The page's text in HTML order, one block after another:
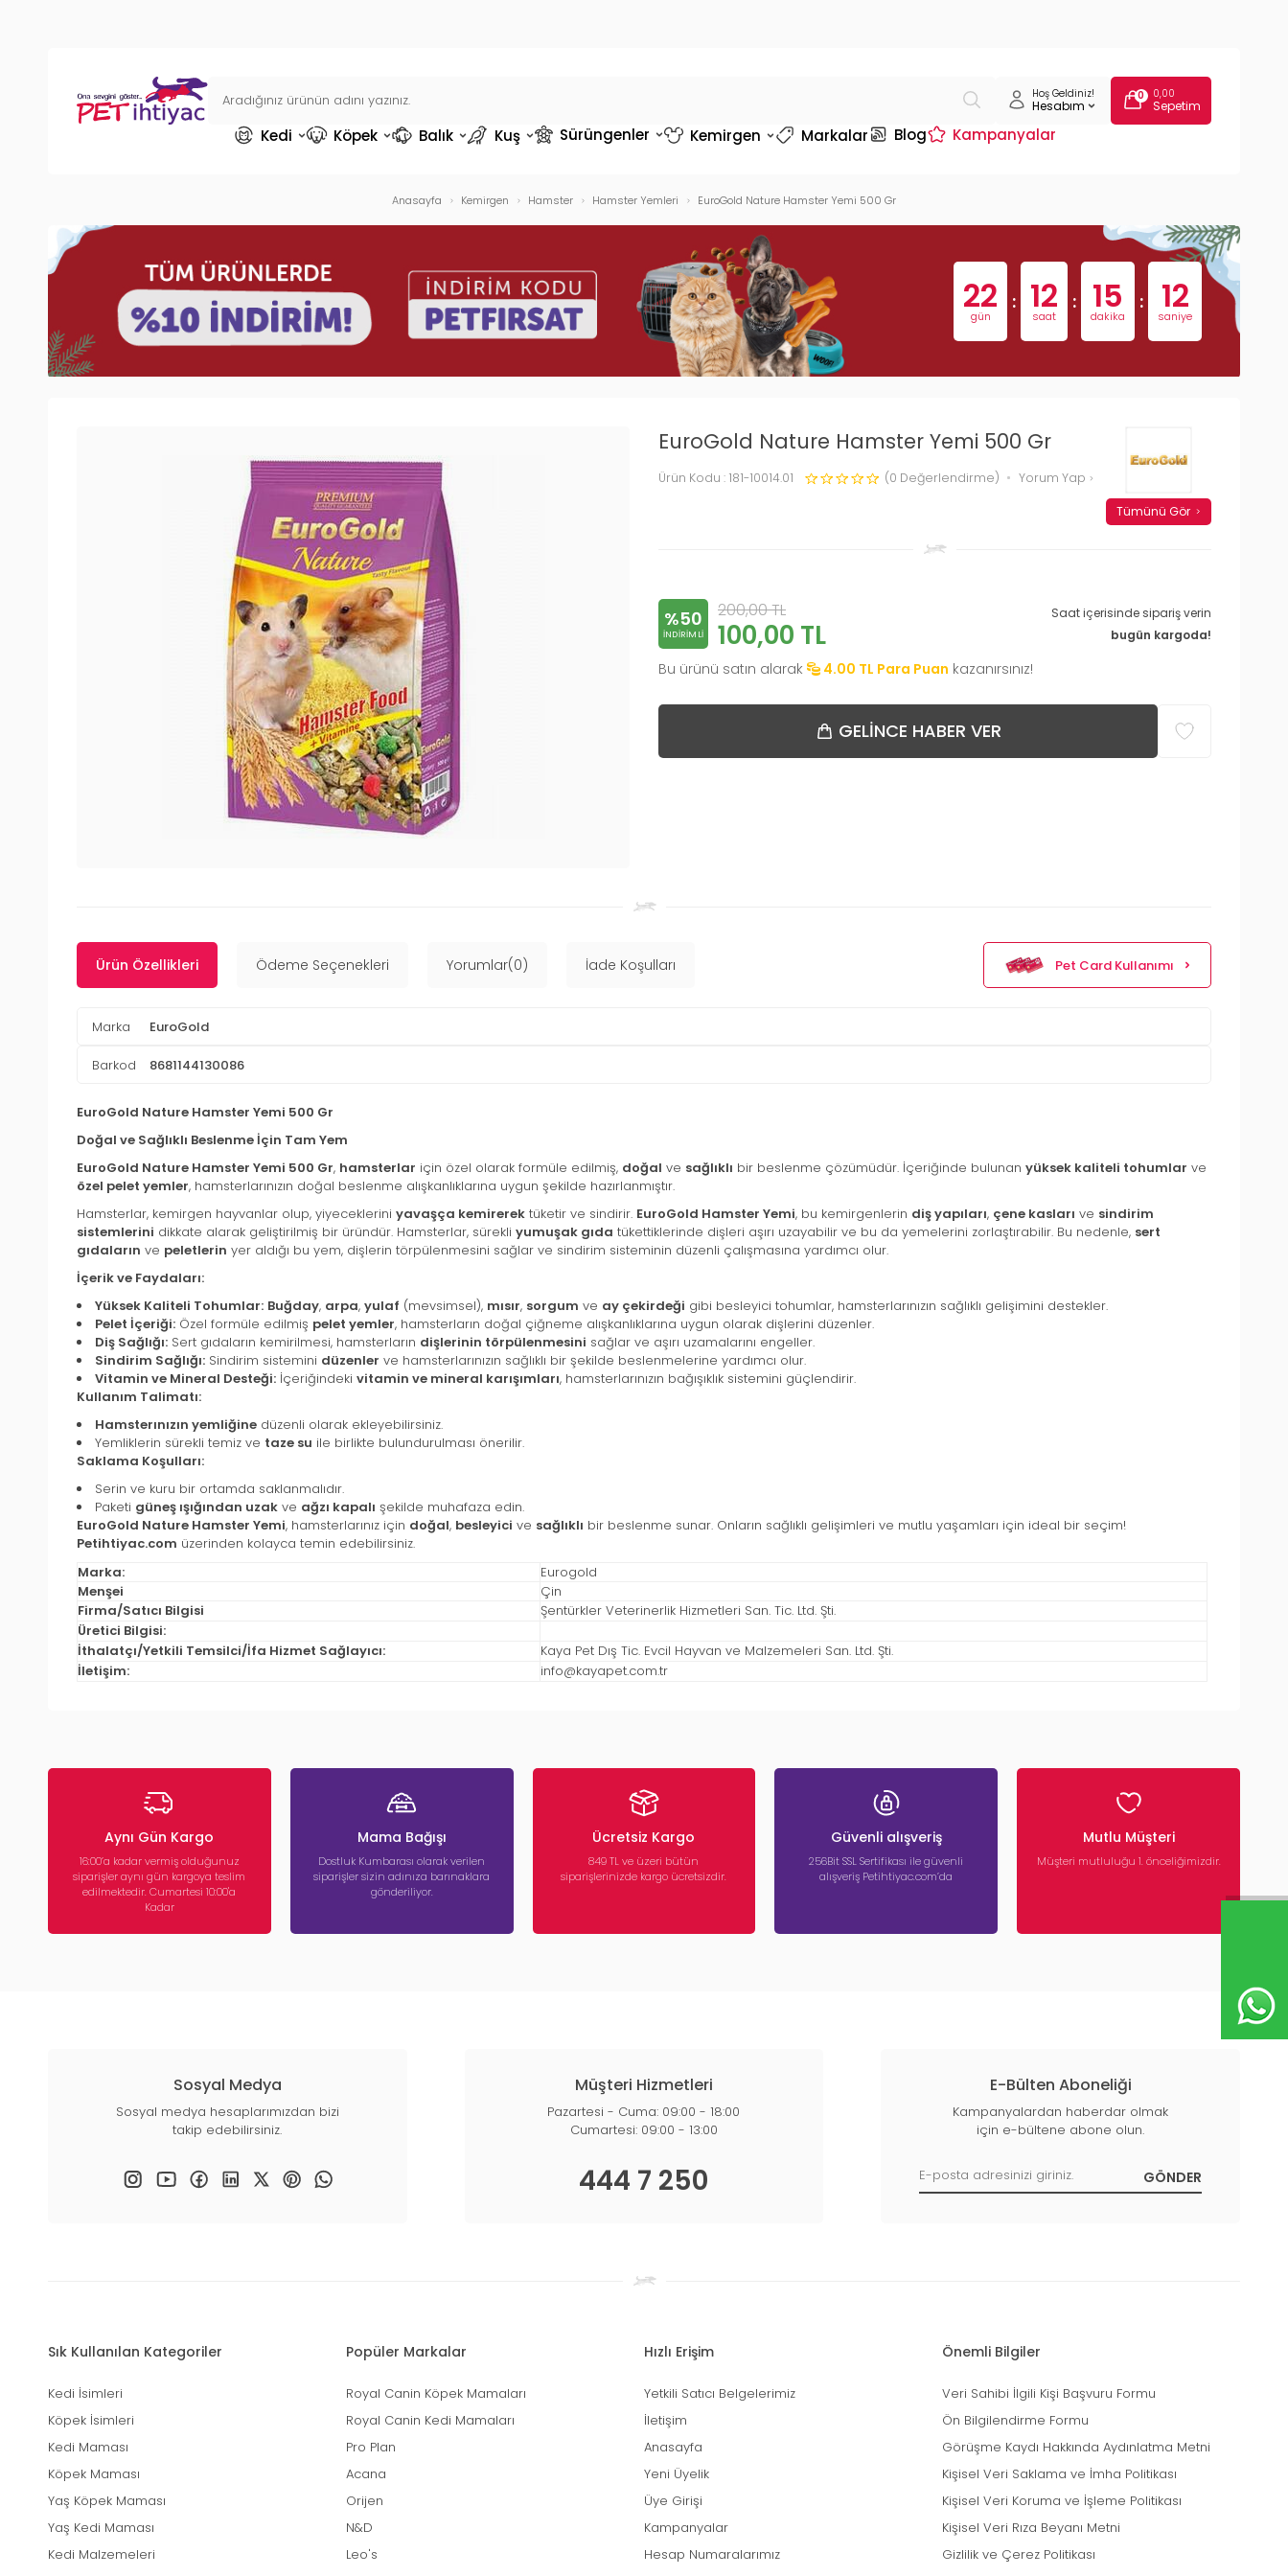
Hoş Geldiniz!
Hesabım
0 0,00
Sepetim
Kedi Köpek Balık Kuş Sürüngenler Kemirgen Markalar Blog Kampanyalar
Anasayfa Kemirgen Hamster Hamster Yemleri EuroGold Nature Hamster Yemi 500 Gr
22
gün
: 12
saat
: 15
dakika
: 11
saniye
EuroGold Nature Hamster Yemi 500 Gr
Ürün Kodu : 181-10014.01 (0 Değerlendirme) Yorum Yap
Tümünü Gör
%50
INDIRIMLI
200,00TL
100,00 TL
Saat içerisinde sipariş verin
bugün kargoda!
Bu ürünü satın alarak 4.00 TL Para Puan kazanırsınız!
GELINCE HABER VER
Ürün Özellikleri Ödeme Seçenekleri Yorumlar(0) İade Koşulları Pet Card Kullanımı
Marka EuroGold
Barkod 8681144130086
EuroGold Nature Hamster Yemi 500 Gr
Doğal ve Sağlıklı Beslenme İçin Tam Yem
EuroGold Nature Hamster Yemi 500 Gr, hamsterlar için özel olarak formüle edilmiş, doğal ve sağlıklı bir beslenme çözümüdür. İçeriğinde bulunan yüksek kaliteli tohumlar ve
özel pelet yemler, hamsterlarınızın doğal beslenme alışkanlıklarına uygun şekilde hazırlanmıştır.
Hamsterlar, kemirgen hayvanlar olup, yiyeceklerini yavaşça kemirerek tüketir ve sindirir. EuroGold Hamster Yemi, bu kemirgenlerin diş yapıları, çene kasları ve sindirim
sistemlerini dikkate alarak geliştirilmiş bir üründür. Hamsterlar, sürekli yumuşak gıda tükettiklerinde dişleri aşırı uzayabilir ve bu da yemelerini zorlaştırabilir. Bu nedenle, sert
gıdaların ve peletlerin yer aldığı bu yem, dişlerin törpülenmesini sağlar ve sindirim sisteminin düzenli çalışmasına yardımcı olur.
İçerik ve Faydaları:
Yüksek Kaliteli Tohumlar: Buğday, arpa, yulaf (mevsimsel), mısır, sorgum ve ay çekirdeği gibi besleyici tohumlar, hamsterlarınızın sağlıklı gelişimini destekler.
Pelet İçeriği: Özel formüle edilmiş pelet yemler, hamsterların doğal çiğneme alışkanlıklarına uygun olarak dişlerini düzenler.
Diş Sağlığı: Sert gıdaların kemirilmesi, hamsterların dişlerinin törpülenmesini sağlar ve aşırı uzamalarını engeller.
Sindirim Sağlığı: Sindirim sistemini düzenler ve hamsterlarınızın sağlıklı bir şekilde beslenmelerine yardımcı olur.
Vitamin ve Mineral Desteği: İçeriğindeki vitamin ve mineral karışımları, hamsterlarınızın bağışıklık sistemini güçlendirir.
Kullanım Talimatı:
Hamsterınızın yemliğine düzenli olarak ekleyebilirsiniz.
Yemliklerin sürekli temiz ve taze su ile birlikte bulundurulması önerilir.
Saklama Koşulları:
Serin ve kuru bir ortamda saklanmalıdır.
Paketi güneş ışığından uzak ve ağzı kapalı şekilde muhafaza edin.
EuroGold Nature Hamster Yemi, hamsterlarınız için doğal, besleyici ve sağlıklı bir beslenme sunar. Onların sağlıklı gelişimleri ve mutlu yaşamları için ideal bir seçim!
Petihtiyac.com üzerinden kolayca temin edebilirsiniz.
Marka:
Eurogold
Menşei
Çin
Firma/Satıcı Bilgisi
Şentürkler Veterinerlik Hizmetleri San. Tic. Ltd. Şti.
Üretici Bilgisi:
İthalatçı/Yetkili Temsilci/İfa Hizmet Sağlayıcı:
Kaya Pet Dış Tic. Evcil Hayvan ve Malzemeleri San. Ltd. Şti.
İletişim:
info@kayapet.com.tr
Aynı Gün Kargo
16:00’a kadar vermiş olduğunuz
siparişler aynı gün kargoya teslim
edilmektedir. Cumartesi 10:00'a
Kadar
Mama Bağışı
Dostluk Kumbarası olarak verilen
siparişler sizin adınıza barınaklara
gönderiliyor.
Ücretsiz Kargo
849 TL ve üzeri bütün
siparişlerinizde kargo ücretsizdir.
Güvenli alışveriş
256Bit SSL Sertifikası ile güvenli
alışveriş Petihtiyac.com’da
Mutlu Müşteri
Müşteri mutluluğu 1. önceliğimizdir.
Sosyal Medya
Sosyal medya hesaplarımızdan bizi
takip edebilirsiniz.
Müşteri Hizmetleri
Pazartesi - Cuma: 09:00 - 18:00
Cumartesi: 09:00 - 13:00
444 7 250
E-Bülten Aboneliği
Kampanyalardan haberdar olmak
için e-bültene abone olun.
Sık Kullanılan Kategoriler
Kedi İsimleri
Köpek İsimleri
Kedi Maması
Köpek Maması
Yaş Köpek Maması
Yaş Kedi Maması
Kedi Malzemeleri
Popüler Markalar
Royal Canin Köpek Mamaları
Royal Canin Kedi Mamaları
Pro Plan
Acana
Orijen
N&D
Leo's
Hızlı Erişim
Yetkili Satıcı Belgelerimiz
İletişim
Anasayfa
Yeni Üyelik
Üye Girişi
Kampanyalar
Hesap Numaralarımız
Önemli Bilgiler
Veri Sahibi İlgili Kişi Başvuru Formu
Ön Bilgilendirme Formu
Görüşme Kaydı Hakkında Aydınlatma Metni
Kişisel Veri Saklama ve İmha Politikası
Kişisel Veri Koruma ve İşleme Politikası
Kişisel Veri Rıza Beyanı Metni
Gizlilik ve Çerez Politikası